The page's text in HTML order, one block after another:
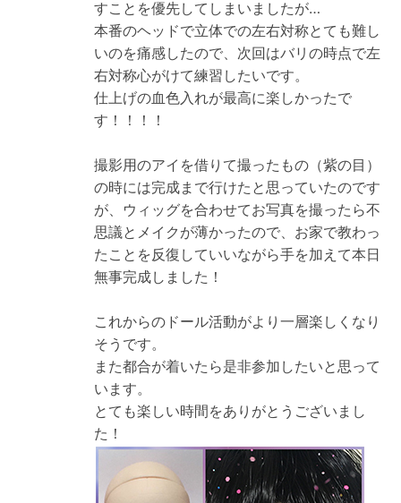
すことを優先してしまいましたが…
本番のヘッドで立体での左右対称とても難し
いのを痛感したので、次回はバリの時点で左
右対称心がけて練習したいです。
仕上げの血色入れが最高に楽しかったで
す！！！！
撮影用のアイを借りて撮ったもの（紫の目）
の時には完成まで行けたと思っていたのです
が、ウィッグを合わせてお写真を撮ったら不
思議とメイクが薄かったので、お家で教わっ
たことを反復していいながら手を加えて本日
無事完成しました！
これからのドール活動がより一層楽しくなり
そうです。
また都合が着いたら是非参加したいと思って
います。
とても楽しい時間をありがとうございまし
た！